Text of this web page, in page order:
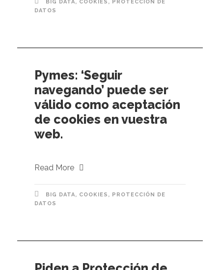
BIG DATA, COOKIES , PROTECCIÓN DE
DATOS
Pymes: ‘Seguir
navegando’ puede ser
válido como aceptación
de cookies en vuestra
web.
Read More
BIG DATA, COOKIES , PROTECCIÓN DE
DATOS